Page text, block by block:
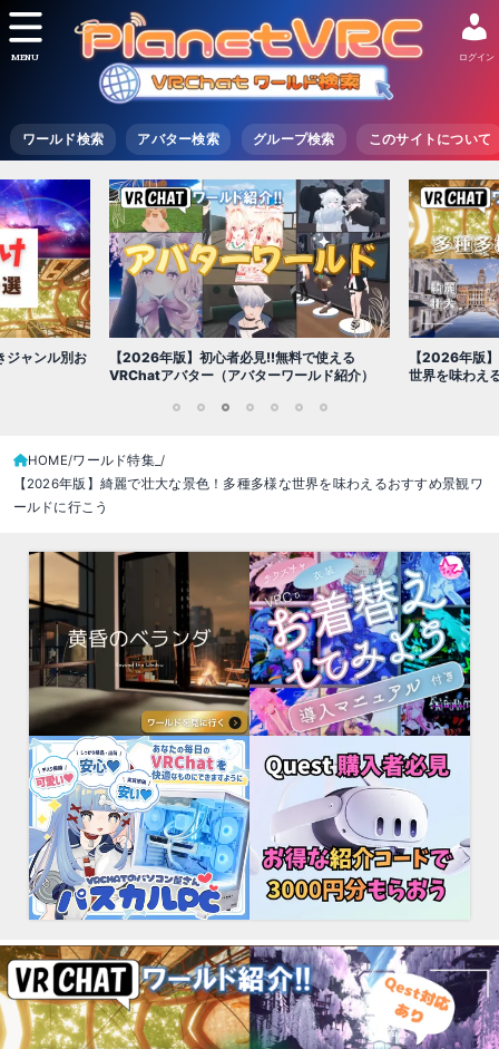
ワールド検索 アバター検索 グループ検索 このサイトについて
ログイン
MENU
ジャンル別お
【2026年版】初心者必見!!無料で使える
VRChatアバター（アバターワールド紹介）
【2026年版
世界を味わえ
HOME ワールド特集_
【2026年版】綺麗で壮大な景色！多種多様な世界を味わえるおすすめ景観ワ
ールドに行こう